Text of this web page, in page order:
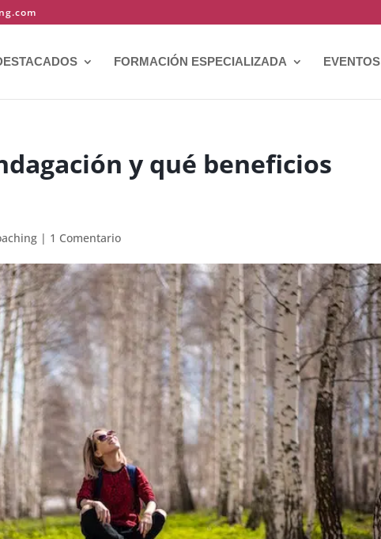
FORMACIÓN ESPECIALIZADA EVENTOS
y qué beneficios
| 1 Comentario